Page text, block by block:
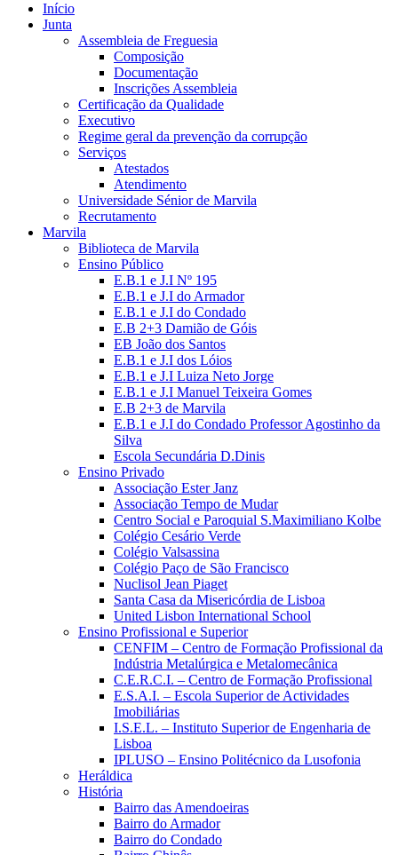
Início
Junta
Assembleia de Freguesia
Composição
Documentação
Inscrições Assembleia
Certificação da Qualidade
Executivo
Regime geral da prevenção da corrupção
Serviços
Atestados
Atendimento
Universidade Sénior de Marvila
Recrutamento
Marvila
Biblioteca de Marvila
Ensino Público
E.B.1 e J.I Nº 195
E.B.1 e J.I do Armador
E.B.1 e J.I do Condado
E.B 2+3 Damião de Góis
EB João dos Santos
E.B.1 e J.I dos Lóios
E.B.1 e J.I Luiza Neto Jorge
E.B.1 e J.I Manuel Teixeira Gomes
E.B 2+3 de Marvila
E.B.1 e J.I do Condado Professor Agostinho da
Silva
Escola Secundária D.Dinis
Ensino Privado
Associação Ester Janz
Associação Tempo de Mudar
Centro Social e Paroquial S.Maximiliano Kolbe
Colégio Cesário Verde
Colégio Valsassina
Colégio Paço de São Francisco
Nuclisol Jean Piaget
Santa Casa da Misericórdia de Lisboa
United Lisbon International School
Ensino Profissional e Superior
CENFIM – Centro de Formação Profissional da
Indústria Metalúrgica e Metalomecânica
C.E.R.C.I. – Centro de Formação Profissional
E.S.A.I. – Escola Superior de Actividades
Imobiliárias
I.S.E.L. – Instituto Superior de Engenharia de
Lisboa
IPLUSO – Ensino Politécnico da Lusofonia
Heráldica
História
Bairro das Amendoeiras
Bairro do Armador
Bairro do Condado